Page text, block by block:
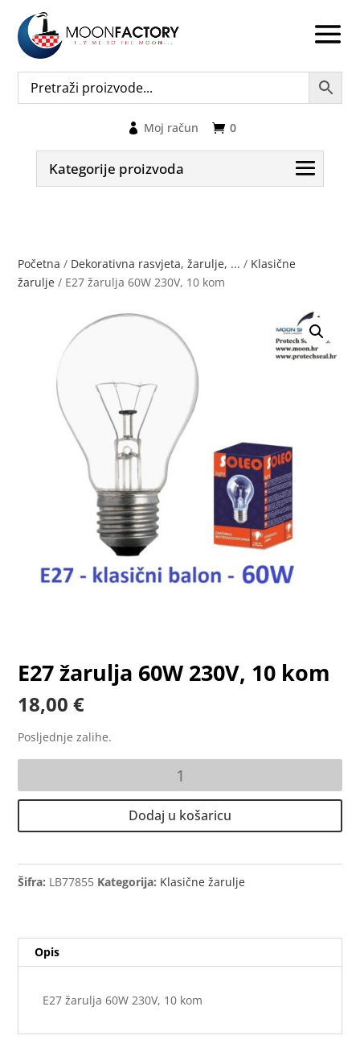
0
Moj račun
Kategorije proizvoda
Početna / Dekorativna rasvjeta, žarulje, ... / Klasične
žarulje / E27 žarulja 60W 230V, 10 kom
E27 žarulja 60W 230V, 10 kom
18,00€
Posljednje zalihe.
60W
kom
količina
Dodaj u košaricu
Šifra: LB77855 Kategorija: Klasične žarulje
Opis
E27 žarulja 60W 230V, 10 kom